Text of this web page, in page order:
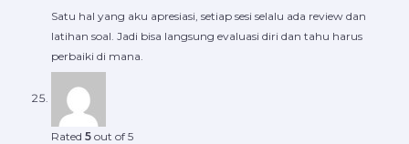
Satu hal yang aku apresiasi, setiap sesi selalu ada review dan
latihan soal. Jadi bisa langsung evaluasi diri dan tahu harus
perbaiki di mana.
Rated 5 out of 5